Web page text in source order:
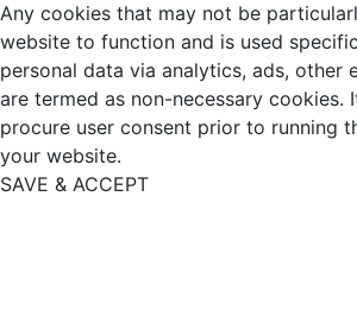
Any cookies that may not be
website to function and is used
personal data via analytics, ads, other
are termed as non-necessary cookies.
procure user consent prior to running
your website.
SAVE & ACCEPT